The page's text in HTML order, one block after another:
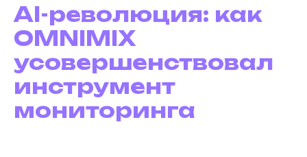
AI-революция: как
OMNIMIX
усовершенствовал
инструмент
мониторинга